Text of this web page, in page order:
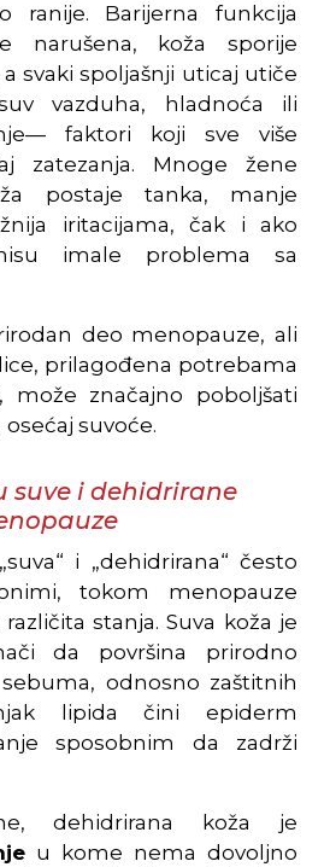
ranije. Barijerna funkcija
narušena, koža sporije
svaki spoljašnji uticaj utiče
vazduha, hladnoća ili
faktori koji sve više
zatezanja. Mnoge žene
postaje tanka, manje
iritacijama, čak i ako
imale problema sa
deo menopauze, ali
prilagođena potrebama
može značajno poboljšati
suvoće.
suve i dehidrirane
i „dehidrirana“ često
tokom menopauze
stanja. Suva koža je
da površina prirodno
odnosno zaštitnih
lipida čini epiderm
sposobnim da zadrži
dehidrirana koža je
u kome nema dovoljno